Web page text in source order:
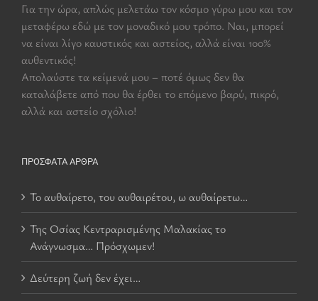
Για την ώρα, απλώς μελετάω τον κόσμο γύρω μου και τον
μεταφέρω εδώ με τον μοναδικό μου τρόπο. Ναι, μπορεί
να είναι λίγο καυστικός και αστείος, αλλά είναι 100%
αυθεντικός!
Aπολαύστε τα κείμενά μου – ποτέ όμως δεν θα
καταλάβετε από που θα έρθει το επόμενο βαρύ, πικρό,
αλλά και αστείο σχόλιο!
ΠΡΌΣΦΑΤΑ ΆΡΘΡΑ
Το αυθαίρετο, του αυθαιρέτου, ω αυθαίρετω…
Της Οσίας Κεντραρισμένης Μαλακίας το
Ανάγνωσμα… Πρόσχωμεν!
Δεύτερη ζωή δεν έχει…